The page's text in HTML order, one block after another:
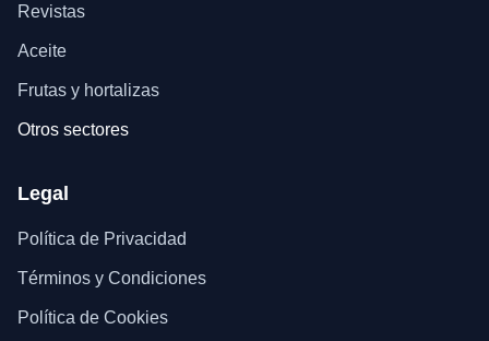
Revistas
Aceite
Frutas y hortalizas
Otros sectores
Legal
Política de Privacidad
Términos y Condiciones
Política de Cookies